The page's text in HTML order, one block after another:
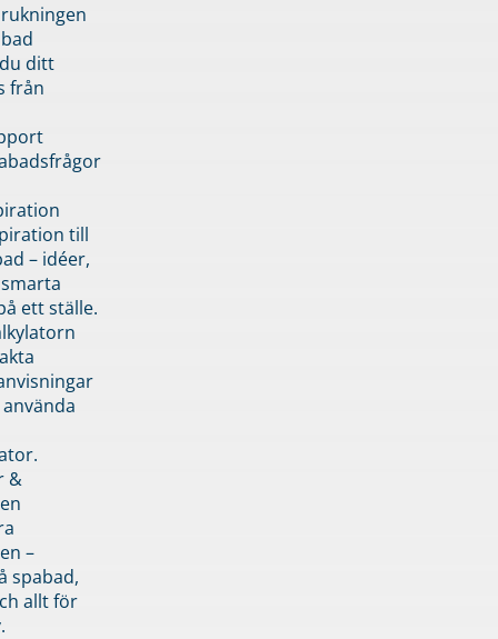
ditt
från
till
– idéer,
ett ställe.
&
–
spabad,
allt för